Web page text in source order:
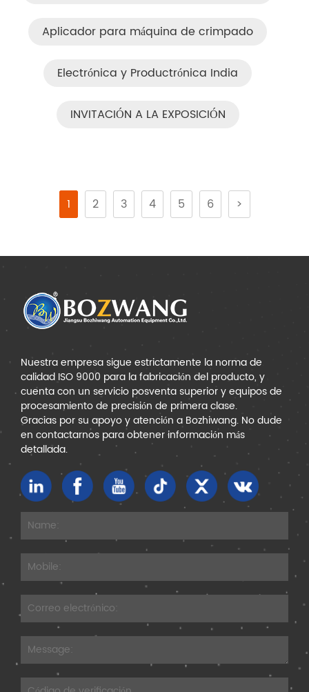
Aplicador para máquina de crimpado
Electrónica y Productrónica India
INVITACIÓN A LA EXPOSICIÓN
1 2 3 4 5 6 >
Nuestra empresa sigue estrictamente la norma de
calidad ISO 9000 para la fabricación del producto, y
cuenta con un servicio posventa superior y equipos de
procesamiento de precisión de primera clase.
Gracias por su apoyo y atención a Bozhiwang. No dude
en contactarnos para obtener información más
detallada.